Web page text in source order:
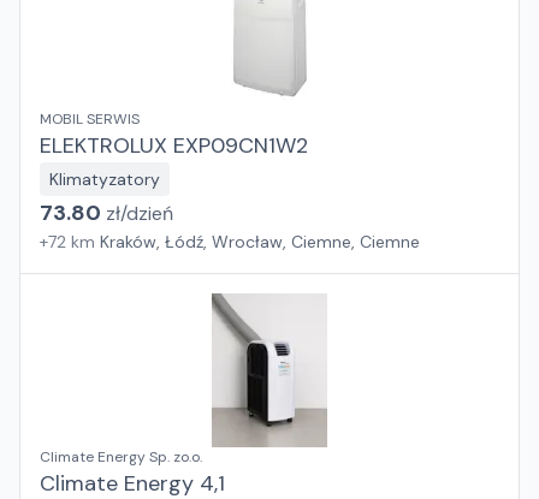
MOBIL SERWIS
ELEKTROLUX EXP09CN1W2
Klimatyzatory
73.80 zł/dzień
+72 km Kraków, Łódź, Wrocław, Ciemne, Ciemne
Climate Energy Sp. zo.o.
Climate Energy 4,1